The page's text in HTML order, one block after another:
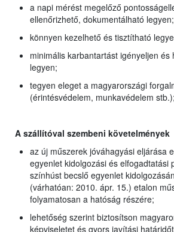
a napi mérést megelőző
ellenőrizhető, dokumentálható legyen;
könnyen kezelhető és tisztítható
minimális karbantartást igényeljen és
legyen;
tegyen eleget a magyarországi
(érintésvédelem, munkavédelem stb.);
A szállítóval szembeni követelmények
az új műszerek jóváhagyási eljárása
egyenlet kidolgozási és elfogadtatási
színhúst becslő egyenlet
(várhatóan: 2010. ápr. 15.) etalon
folyamatosan a hatóság részére;
lehetőség szerint biztosítson
képviseletet és gyors javítási